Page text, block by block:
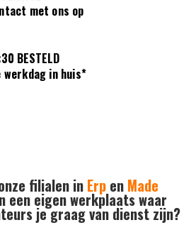
met ons op
BESTELD
werkdag in huis*
filialen in Erpen Made
een eigen werkplaats waar
je graag van dienst zijn?